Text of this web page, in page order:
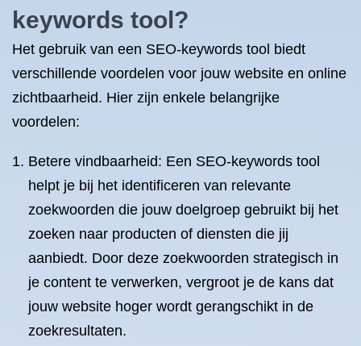
keywords tool?
Het gebruik van een SEO-keywords tool biedt
verschillende voordelen voor jouw website en online
zichtbaarheid. Hier zijn enkele belangrijke
voordelen:
Betere vindbaarheid: Een SEO-keywords tool
helpt je bij het identificeren van relevante
zoekwoorden die jouw doelgroep gebruikt bij het
zoeken naar producten of diensten die jij
aanbiedt. Door deze zoekwoorden strategisch in
je content te verwerken, vergroot je de kans dat
jouw website hoger wordt gerangschikt in de
zoekresultaten.